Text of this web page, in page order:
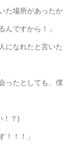
た場所があったか
んですから！」
になれたと言いた
ったとしても、僕
！？)
！！！」